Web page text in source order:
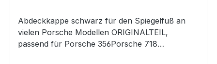
Abdeckkappe schwarz für den Spiegelfuß an
vielen Porsche Modellen ORIGINALTEIL,
passend für Porsche 356Porsche 718